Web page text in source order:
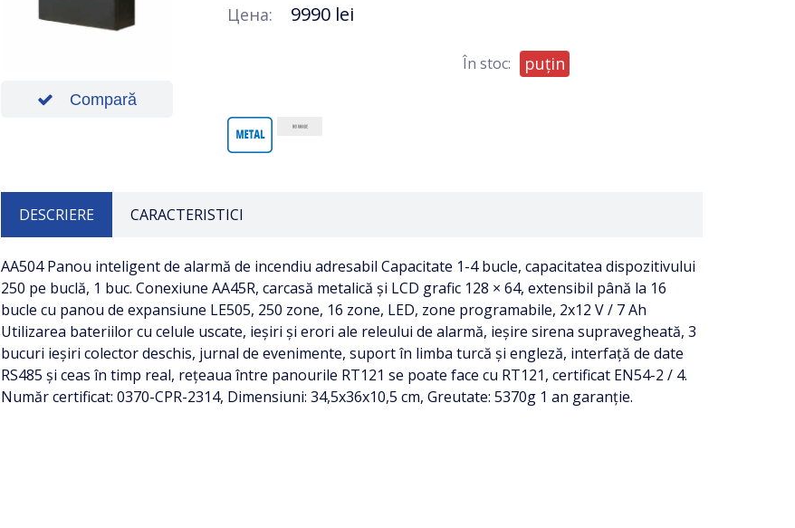
Compară
Цена: 9990 lei
În stoc: puțin
DESCRIERE CARACTERISTICI
AA504 Panou inteligent de alarmă de incendiu adresabil Capacitate 1-4 bucle, capacitatea dispozitivului
250 pe buclă, 1 buc. Conexiune AA45R, carcasă metalică și LCD grafic 128 × 64, extensibil până la 16
bucle cu panou de expansiune LE505, 250 zone, 16 zone, LED, zone programabile, 2x12 V / 7 Ah
Utilizarea bateriilor cu celule uscate, ieșiri și erori ale releului de alarmă, ieșire sirena supravegheată, 3
bucuri ieșiri colector deschis, jurnal de evenimente, suport în limba turcă și engleză, interfață de date
RS485 și ceas în timp real, rețeaua între panourile RT121 se poate face cu RT121, certificat EN54-2 / ​​4.
Număr certificat: 0370-CPR-2314, Dimensiuni: 34,5x36x10,5 cm, Greutate: 5370g 1 an garanție.